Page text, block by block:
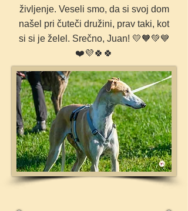
življenje. Veseli smo, da si svoj dom
našel pri čuteči družini, prav taki, kot
si si je želel. Srečno, Juan! 💛🧡💚💙
❤️💜🍀🍀